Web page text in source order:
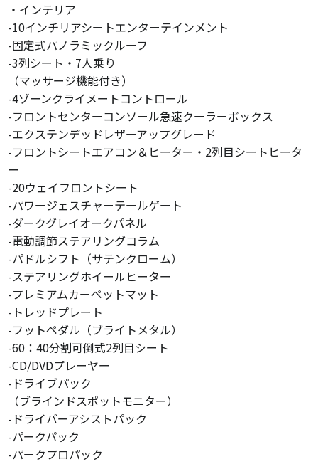
・インテリア
-10インチリアシートエンターテインメント
-固定式パノラミックルーフ
-3列シート・7人乗り
（マッサージ機能付き）
-4ゾーンクライメートコントロール
-フロントセンターコンソール急速クーラーボックス
-エクステンデッドレザーアップグレード
-フロントシートエアコン＆ヒーター・2列目シートヒータ
ー
-20ウェイフロントシート
-パワージェスチャーテールゲート
-ダークグレイオークパネル
-電動調節ステアリングコラム
-パドルシフト（サテンクローム）
-ステアリングホイールヒーター
-プレミアムカーペットマット
-トレッドプレート
-フットペダル（ブライトメタル）
-60：40分割可倒式2列目シート
-CD/DVDプレーヤー
-ドライブパック
（ブラインドスポットモニター）
-ドライバーアシストパック
-パークパック
-パークプロパック